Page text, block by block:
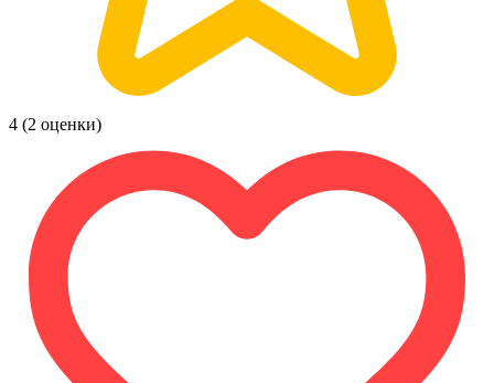
4 (2 оценки)